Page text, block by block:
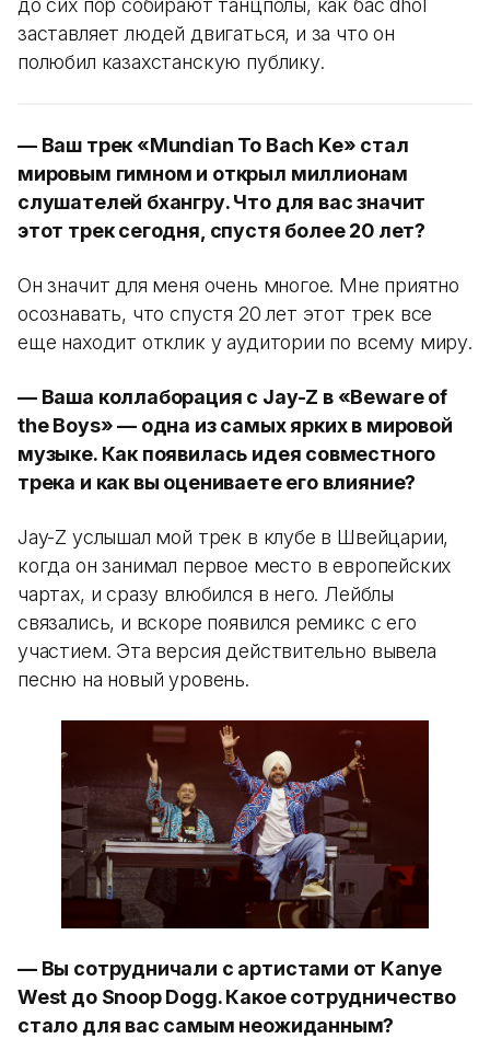
заставляет людей двигаться, и за что он
полюбил казахстанскую публику.
— Ваш трек «Mundian To Bach Ke» стал
мировым гимном и открыл миллионам
слушателей бхангру. Что для вас значит
этот трек сегодня, спустя более 20 лет?
Он значит для меня очень многое. Мне приятно
осознавать, что спустя 20 лет этот трек все
еще находит отклик у аудитории по всему миру.
— Ваша коллаборация с Jay-Z в «Beware of
the Boys» — одна из самых ярких в мировой
музыке. Как появилась идея совместного
трека и как вы оцениваете его влияние?
Jay-Z услышал мой трек в клубе в Швейцарии,
когда он занимал первое место в европейских
чартах, и сразу влюбился в него. Лейблы
связались, и вскоре появился ремикс с его
участием. Эта версия действительно вывела
песню на новый уровень.
— Вы сотрудничали с артистами от Kanye
West до Snoop Dogg. Какое сотрудничество
стало для вас самым неожиданным?